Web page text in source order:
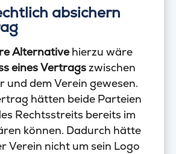
absichern
Alternativehierzu wäre
eines Vertragszwischen
und dem Verein gewesen.
hätten beide Parteien
Rechtsstreits bereits im
können. Dadurch hätte
Verein nicht um sein Logo